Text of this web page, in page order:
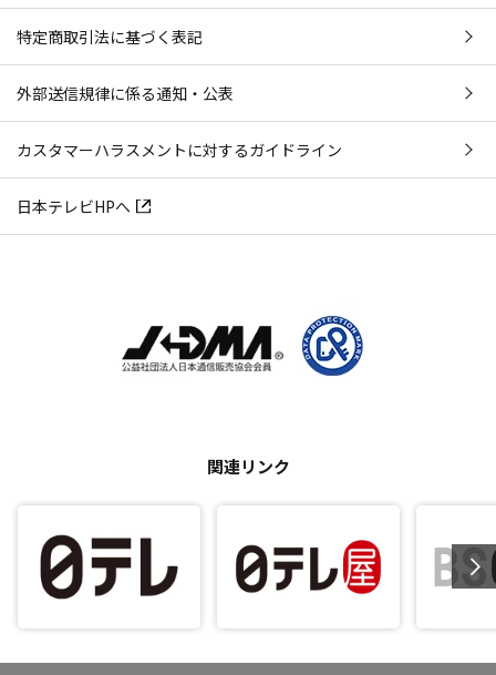
特定商取引法に基づく表記
外部送信規律に係る通知・公表
カスタマーハラスメントに対するガイドライン
日本テレビHPへ
関連リンク